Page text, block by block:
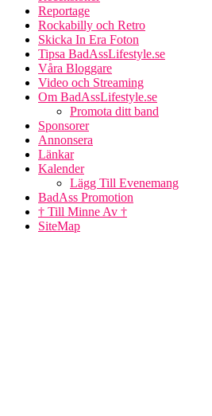
Reportage
Rockabilly och Retro
Skicka In Era Foton
Tipsa BadAssLifestyle.se
Våra Bloggare
Video och Streaming
Om BadAssLifestyle.se
Promota ditt band
Sponsorer
Annonsera
Länkar
Kalender
Lägg Till Evenemang
BadAss Promotion
† Till Minne Av †
SiteMap